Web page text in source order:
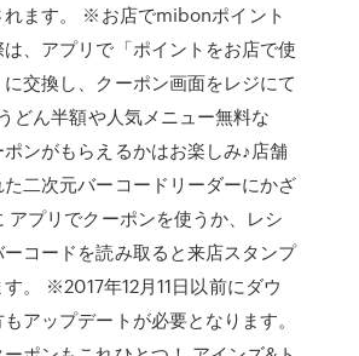
れます。 ※お店でmibonポイント
、アプリで「ポイントをお店で使
交換し、クーポン画面をレジにて
どん半額や人気メニュー無料な
ンがもらえるかはお楽しみ♪店舗
二次元バーコードリーダーにかざ
アプリでクーポンを使うか、レシ
コードを読み取ると来店スタンプ
。 ※2017年12月11日以前にダウ
アップデートが必要となります。